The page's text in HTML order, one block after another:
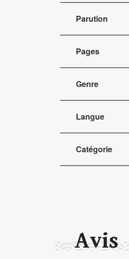
Parution
Pages
Genre
Langue
Catégorie
Avis